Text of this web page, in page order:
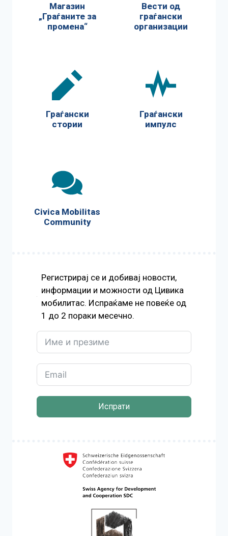
Магазин
„Граѓаните за
промена“
Вести од
граѓански
организации
Граѓански
стории
Граѓански
импулс
Civica Mobilitas
Community
Регистрирај се и добивај новости,
информации и можности од Цивика
мобилитас. Испраќаме не повеќе од
1 до 2 пораки месечно.
Испрати